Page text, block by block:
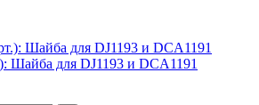
Шайба для DJ1193 и DCA1191